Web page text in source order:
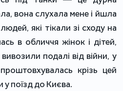
вона слухала мене і йшла
які тікали зі сходу на
в обличчя жінок і дітей,
подалі від війни, у
крізь цей
у поїзд до Києва.